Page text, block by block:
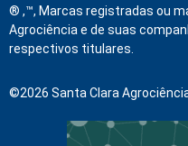
® ,™, Marcas registradas ou
Agrociência e de suas
respectivos titulares.
©2026 Santa Clara